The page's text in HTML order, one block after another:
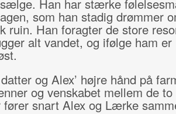
Han har stærke
som han stadig drømmer
ruin. Han foragter de store
alt vandet, og ifølge ham
og Alex’ højre hånd på
og venskabet mellem de to
fører snart Alex og Lærke